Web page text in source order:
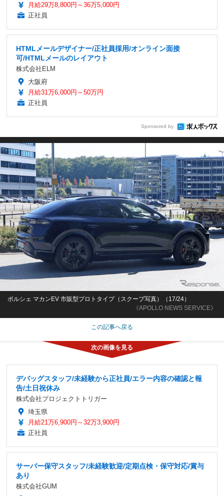
月給29万8,800円～36万5,000円
正社員
HTMLメールデザイナー/正社員採用/オンライン面接
可/HTMLメールのレイアウト
株式会社ELM
大阪府
月給31万6,000円～50万円
正社員
Sponsored by
《APOLLO NEWS SERVICE》
ポルシェ マカンEV 市販型プロトタイプ（スクープ写真）（17/24）
この記事へ戻る
デバッグスタッフ/未経験から正社員/エラー内容の確認と報
告/土日祝休み
株式会社プロジェクトトリガー
埼玉県
月給21万6,900円～32万3,900円
正社員
サーバー保守スタッフ/未経験歓迎/定期点検・保守対応/賞与
あり
株式会社GUM